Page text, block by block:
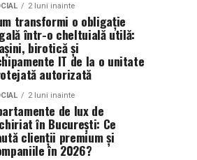
2 luni inainte
transformi o obligație
într-o cheltuială utilă:
birotică și
IT de la o unitate
autorizată
2 luni inainte
de lux de
în București: Ce
clienții premium și
în 2026?